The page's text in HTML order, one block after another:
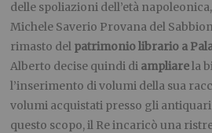
delle spoliazioni dell’età
Michele Saverio Provana del
rimasto del patrimonio librario a
Alberto decise quindi di ampliarela
l’inserimento di volumi della sua
volumi acquistati presso gli
questo scopo, il Re incaricò una